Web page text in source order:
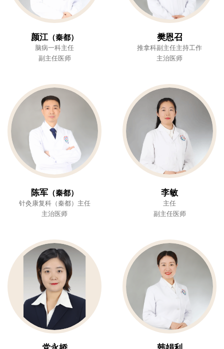
颜江 （秦都）
脑病一科主任
副主任医师
樊恩召
推拿科副主任主持工作
主治医师
陈军 （秦都）
针灸康复科（秦都）主任
主治医师
李敏
主任
副主任医师